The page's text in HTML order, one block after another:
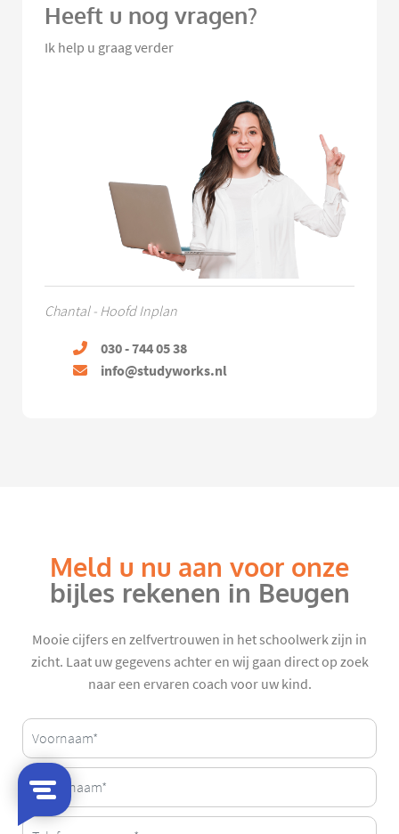
Heeft u nog vragen?
Ik help u graag verder
Chantal - Hoofd Inplan
030 - 744 05 38
info@studyworks.nl
Meld u nu aan voor onze
bijles rekenen in Beugen
Mooie cijfers en zelfvertrouwen in het schoolwerk zijn in
zicht. Laat uw gegevens achter en wij gaan direct op zoek
naar een ervaren coach voor uw kind.